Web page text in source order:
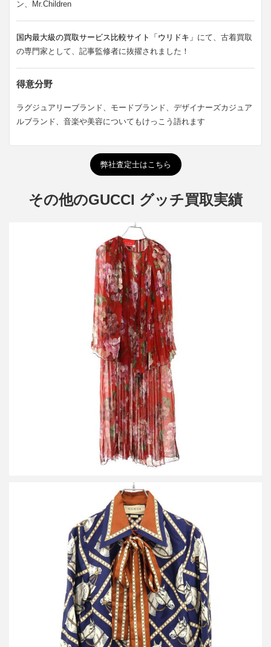
ン、Mr.Children
国内最大級の買取サービス比較サイト「ウリドキ」 にて、古着買取
の専門家として、記事監修者に抜擢されました！
得意分野
ラグジュアリーブランド、モードブランド、デザイナーズカジュア
ルブランド、音楽や美容についてもけっこう語れます
弊社査定士はこちら
その他のGUCCI グッチ買取実績
グッチ SAMPLE/21AW フローラルドレスワンピース
買取金額18,000円
詳しく見る
グッチ エクエストリアン シルクボウタイ ブラウスシャツ
買取金額21,600円
詳しく見る